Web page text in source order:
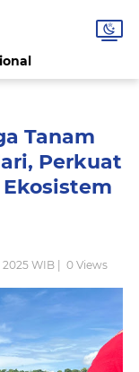
Tanam
Perkuat
WIB | 0 Views